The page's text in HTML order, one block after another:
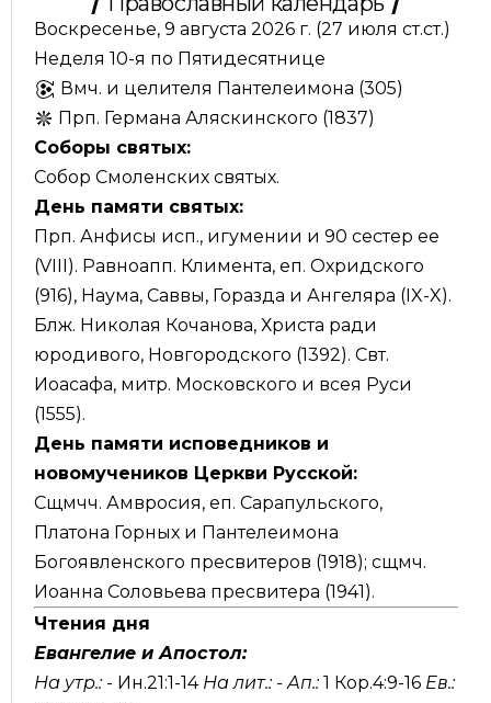
Воскресенье, 9 августа 2026 г. (27 июля ст.ст.)
Неделя 10-я по Пятидесятнице
Вмч. и целителя Пантелеимона (305)
Прп. Германа Аляскинского (1837)
Соборы святых:
Собор Смоленских святых.
День памяти святых:
Прп. Анфисы исп., игумении и 90 сестер ее
(VIII). Равноапп. Климента, еп. Охридского
(916), Наума, Саввы, Горазда и Ангеляра (IX-X).
Блж. Николая Кочанова, Христа ради
юродивого, Новгородского (1392). Свт.
Иоасафа, митр. Московского и всея Руси
(1555).
День памяти исповедников и
новомучеников Церкви Русской:
Сщмчч. Амвросия, еп. Сарапульского,
Платона Горных и Пантелеимона
Богоявленского пресвитеров (1918); сщмч.
Иоанна Соловьева пресвитера (1941).
Чтения дня
Евангелие и Апостол:
На утр.: - Ин.21:1-14На лит.: -Ап.:1 Кор.4:9-16 Ев.: